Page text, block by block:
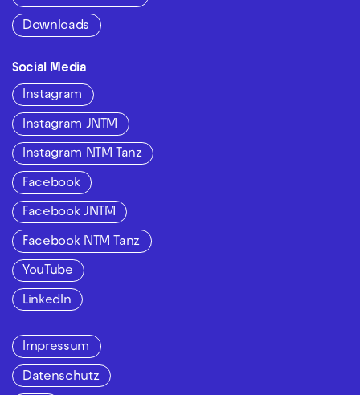
Downloads
Social Media
Instagram
Instagram JNTM
Instagram NTM Tanz
Facebook
Facebook JNTM
Facebook NTM Tanz
YouTube
LinkedIn
Impressum
Datenschutz